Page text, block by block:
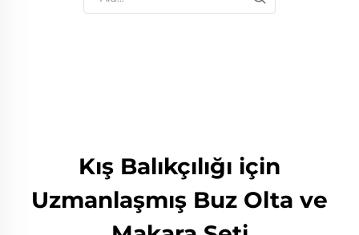
Kış Balıkçılığı için
Uzmanlaşmış Buz Olta ve